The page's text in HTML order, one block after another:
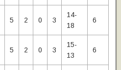
5 2 0 3
14-
18
6
5 2 0 3
15-
13
6